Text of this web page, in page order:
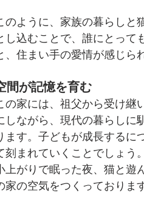
のように、家族の暮らしと
し込むことで、誰にとって
、住まい手の愛情が感じら
間が記憶を育む
の家には、祖父から受け継
しながら、現代の暮らしに
ます。子どもが成長するに
刻まれていくことでしょう。
上がりで眠った夜、猫と遊
家の空気をつくっております